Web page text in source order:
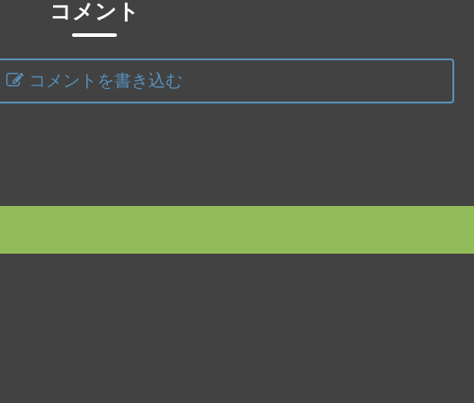
コメント
コメントを書き込む